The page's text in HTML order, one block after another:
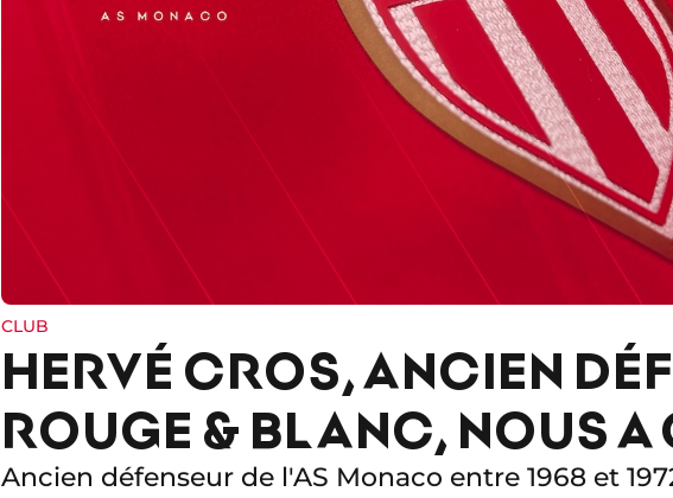
CLUB
HERVÉ CROS, ANCIEN
ROUGE & BLANC, NOUS A
Ancien défenseur de l'AS Monaco entre 1968 et